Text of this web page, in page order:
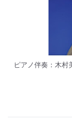
ピアノ伴奏：木